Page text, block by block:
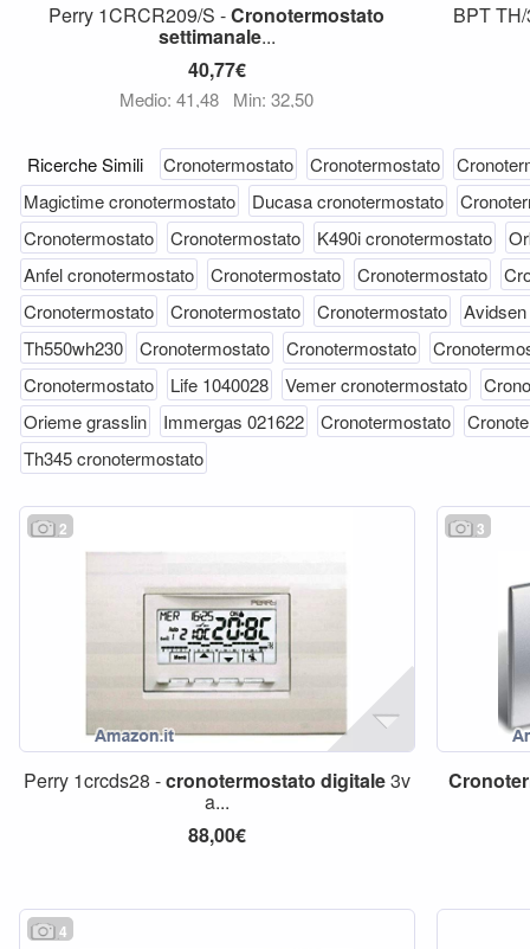
Perry 1CRCR209/S -Cronotermostato
settimanale...
40,77€
Medio: 41,48 Min: 32,50
BPT
Ricerche Simili Cronotermostato Cronotermostato
Magictime cronotermostato
Ducasa cronotermostato
Cronotermostato
Cronotermostato K490i cronotermostato
Anfel cronotermostato
Cronotermostato Cronotermostato
Cronotermostato
Cronotermostato Cronotermostato
Th550wh230
Cronotermostato Cronotermostato
Cronotermostato
Life 1040028 Vemer cronotermostato
Orieme grasslin
Immergas 021622 Cronotermostato
Th345 cronotermostato
2
Perry 1crcds28 -cronotermostato digitale3v
a...
88,00€
3
4